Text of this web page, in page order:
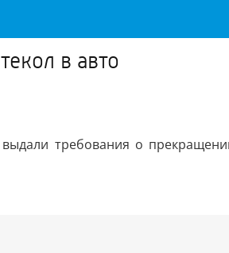
в авто
требования о